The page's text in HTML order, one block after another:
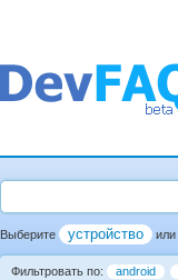
Выберите устройство или
Фильтровать по: android